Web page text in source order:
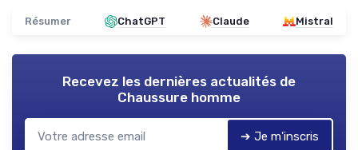
Résumer ChatGPT Claude Mistral
Recevez les dernières actualités de
Chaussure homme
➔ Je m'inscris